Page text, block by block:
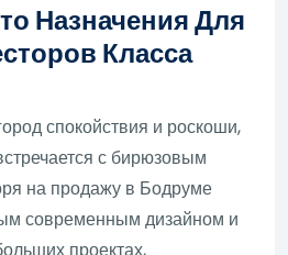
Назначения Для
Класса
спокойствия и роскоши,
с бирюзовым
на продажу в Бодруме
современным дизайном и
проектах,